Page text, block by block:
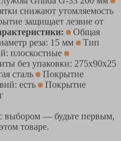
снижают утомляемость
защищает лезвие от
Общая
реза: 15 мм
Тип
плоскостные
без упаковки: 275х90х25
сталь
Покрытие
есть
Покрытие
выбором — будьте первым,
товаре.